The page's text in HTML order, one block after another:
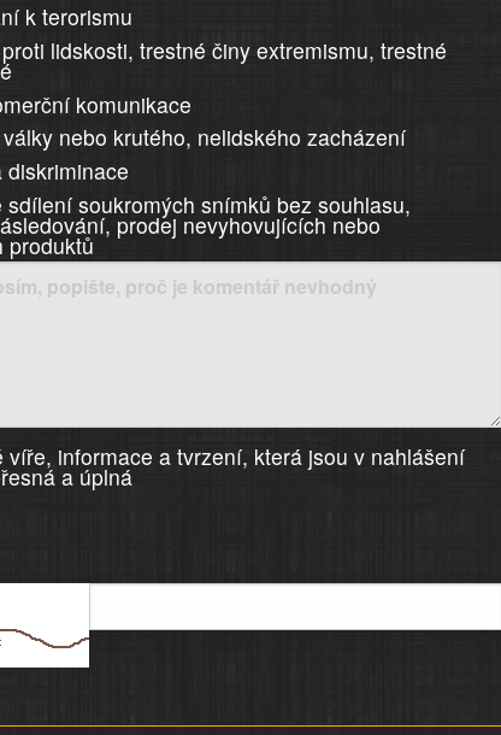
k terorismu
lidskosti, trestné činy extremismu, trestné
komunikace
nebo krutého, nelidského zacházení
diskriminace
sdílení soukromých snímků bez souhlasu,
prodej nevyhovujících nebo
produktů
víře, informace a tvrzení, která jsou v nahlášení
a úplná